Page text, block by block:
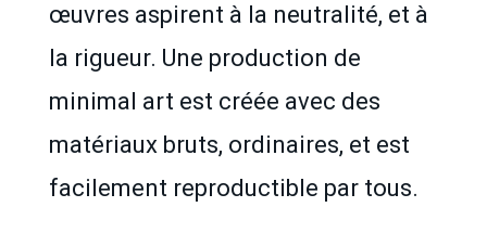
œuvres aspirent à la neutralité, et à
la rigueur. Une production de
minimal art est créée avec des
matériaux bruts, ordinaires, et est
facilement reproductible par tous.